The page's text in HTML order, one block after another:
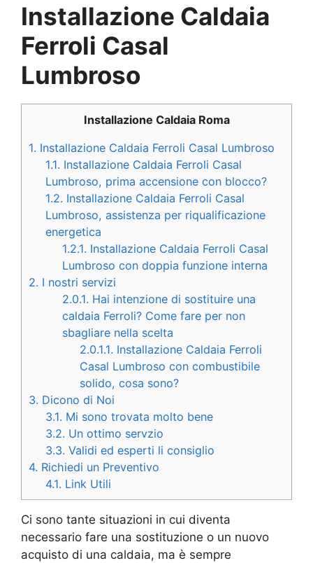
Installazione Caldaia
Ferroli Casal
Lumbroso
Installazione Caldaia Roma
1. Installazione Caldaia Ferroli Casal Lumbroso
1.1. Installazione Caldaia Ferroli Casal
Lumbroso, prima accensione con blocco?
1.2. Installazione Caldaia Ferroli Casal
Lumbroso, assistenza per riqualificazione
energetica
1.2.1. Installazione Caldaia Ferroli Casal
Lumbroso con doppia funzione interna
2. I nostri servizi
2.0.1. Hai intenzione di sostituire una
caldaia Ferroli? Come fare per non
sbagliare nella scelta
2.0.1.1. Installazione Caldaia Ferroli
Casal Lumbroso con combustibile
solido, cosa sono?
3. Dicono di Noi
3.1. Mi sono trovata molto bene
3.2. Un ottimo servzio
3.3. Validi ed esperti li consiglio
4. Richiedi un Preventivo
4.1. Link Utili
Ci sono tante situazioni in cui diventa
necessario fare una sostituzione o un nuovo
acquisto di una caldaia, ma è sempre